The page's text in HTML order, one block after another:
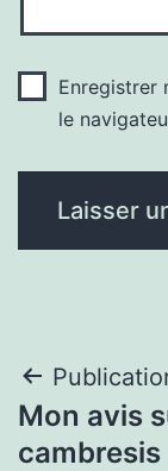
Enregistrer
le
de
Mon avis
cambresis